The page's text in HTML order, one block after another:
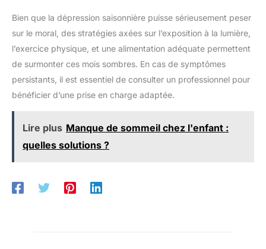
Bien que la dépression saisonnière puisse sérieusement peser
sur le moral, des stratégies axées sur l’exposition à la lumière,
l’exercice physique, et une alimentation adéquate permettent
de surmonter ces mois sombres. En cas de symptômes
persistants, il est essentiel de consulter un professionnel pour
bénéficier d’une prise en charge adaptée.
Lire plus Manque de sommeil chez l'enfant :
quelles solutions ?